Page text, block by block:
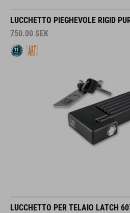
LUCCHETTO PIEGHEVOLE RIGID
750.00 SEK
LUCCHETTO PER TELAIO LATCH